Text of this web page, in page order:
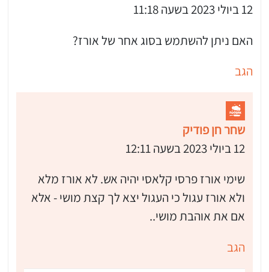
12 ביולי 2023 בשעה 11:18
האם ניתן להשתמש בסוג אחר של אורז?
הגב
שחר חן פודיק
12 ביולי 2023 בשעה 12:11
שימי אורז פרסי קלאסי יהיה אש. לא אורז מלא
ולא אורז עגול כי העגול יצא לך קצת מושי - אלא
אם את אוהבת מושי..
הגב